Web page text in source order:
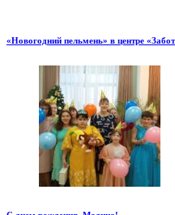
«Новогодний пельмень» в центре